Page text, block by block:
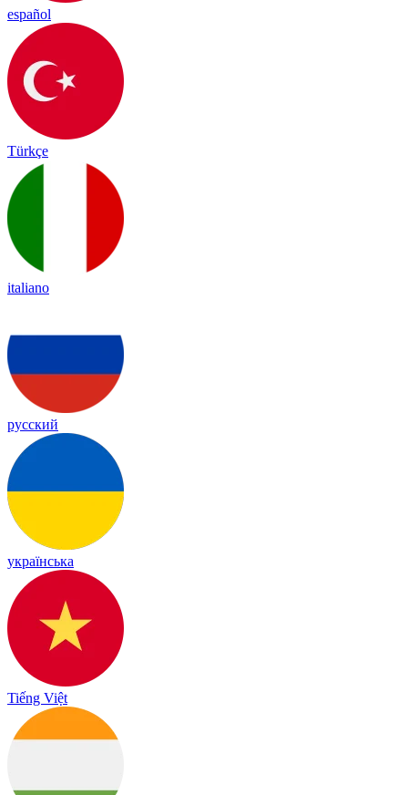
español
Türkçe
italiano
русский
українська
Tiếng Việt